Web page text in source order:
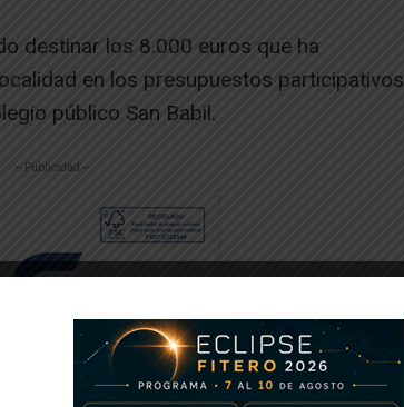
destinar los 8.000 euros que ha
en los presupuestos participativos
público San Babil.
-- Publicidad --